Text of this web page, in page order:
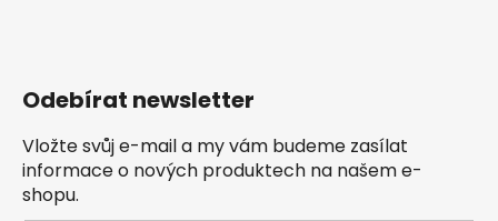
Odebírat newsletter
Vložte svůj e-mail a my vám budeme zasílat
informace o nových produktech na našem e-
shopu.